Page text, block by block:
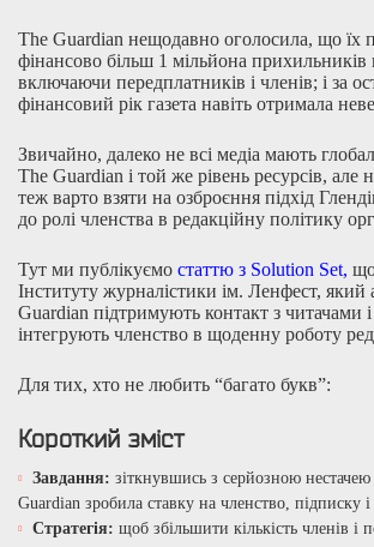
The Guardian нещодавно оголосила, що їх
фінансово більш 1 мільйона прихильників
включаючи передплатників і членів; і за
фінансовий рік газета навіть отримала
Звичайно, далеко не всі медіа мають
The Guardian і той же рівень ресурсів,
теж варто взяти на озброєння підхід
до ролі членства в редакційну політику
Тут ми публікуємо статтю з Solution Set,
Інституту журналістики ім. Ленфест, який
Guardian підтримують контакт з читачами
інтегрують членство в щоденну роботу
Для тих, хто не любить “багато букв”:
Короткий зміст
Завдання: зіткнувшись з серйозною
Guardian зробила ставку на членство, підписку і
Стратегія: щоб збільшити кількість членів і